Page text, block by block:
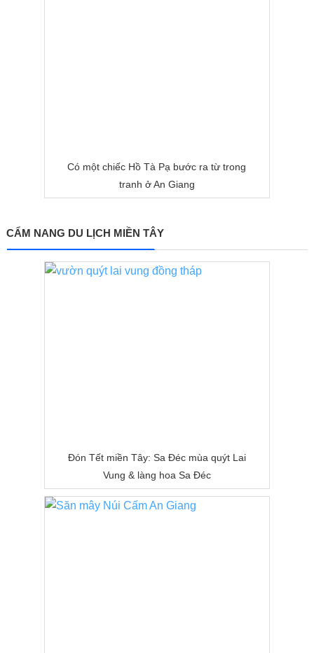
Có một chiếc Hồ Tà Pạ bước ra từ trong
tranh ở An Giang
CẨM NANG DU LỊCH MIỀN TÂY
Đón Tết miền Tây: Sa Đéc mùa quýt Lai
Vung & làng hoa Sa Đéc